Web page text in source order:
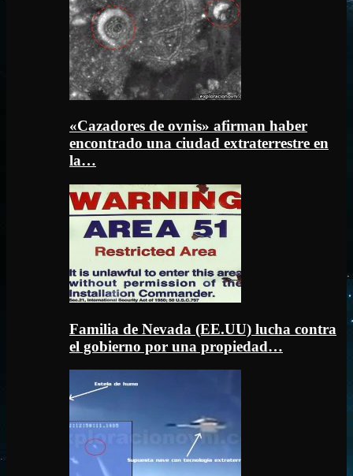
«Cazadores de ovnis» afirman haber
encontrado una ciudad extraterrestre en
la…
Familia de Nevada (EE.UU) lucha contra
el gobierno por una propiedad…